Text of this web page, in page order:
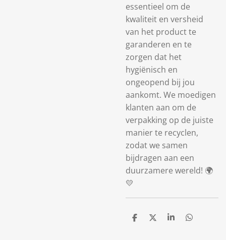
essentieel om de
kwaliteit en versheid
van het product te
garanderen en te
zorgen dat het
hygiënisch en
ongeopend bij jou
aankomt. We moedigen
klanten aan om de
verpakking op de juiste
manier te recyclen,
zodat we samen
bijdragen aan een
duurzamere wereld! 🌍
💛
D
D
S
D